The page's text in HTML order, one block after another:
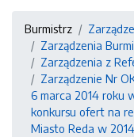
Burmistrz
Zarządzenia
Zarządzenia z
Zarządzenie Nr
6 marca 2014 roku
konkursu ofert na
Miasto Reda w